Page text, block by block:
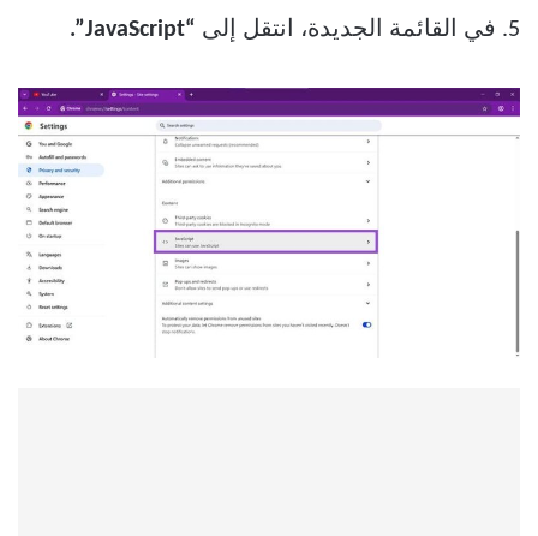
5. في القائمة الجديدة، انتقل إلى “JavaScript”.